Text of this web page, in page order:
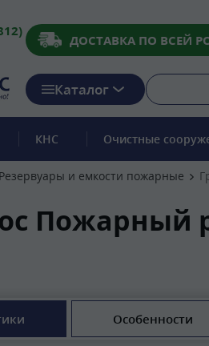
ДОСТАВКА ПО ВСЕЙ
Каталог
КНС Очистные
и емкости пожарные
Пожарный
Особенности